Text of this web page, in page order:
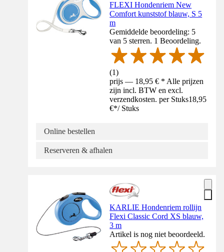
FLEXI Hondenriem New
Comfort kunststof blauw, S 5
m
Gemiddelde beoordeling: 5
van 5 sterren. 1 Beoordeling.
(1)
prijs — 18,95 € * Alle prijzen
zijn incl. BTW en excl.
verzendkosten. per Stuks18,95
€*/ Stuks
Online bestellen
Reserveren & afhalen
KARLIE Hondenriem rollijn
Flexi Classic Cord XS blauw,
3 m
Artikel is nog niet beoordeeld.